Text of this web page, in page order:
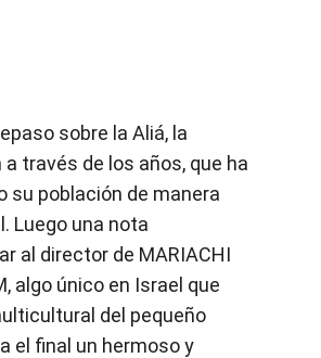
sobre la Aliá, la
través de los años, que ha
su población de manera
Luego una nota
al director de MARIACHI
algo único en Israel que
del pequeño
el final un hermoso y